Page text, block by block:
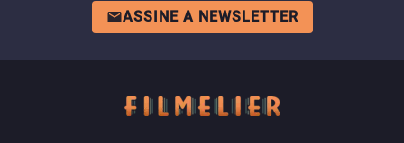
ASSINE A NEWSLETTER